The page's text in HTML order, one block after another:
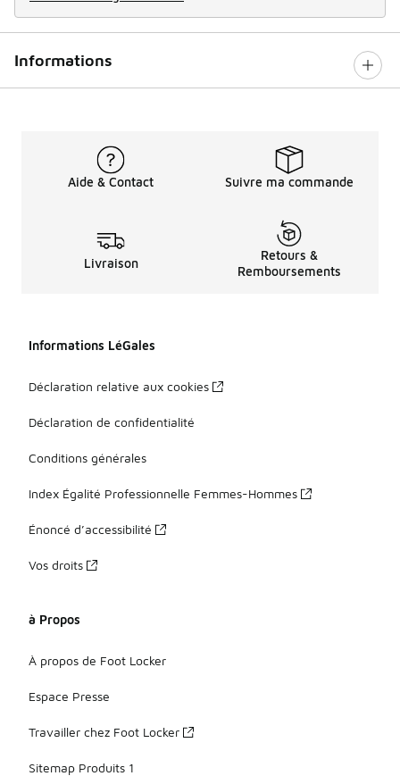
Informations
Aide & Contact Suivre ma commande
Livraison
Retours &
Remboursements
Informations LéGales
Déclaration relative aux cookies
Déclaration de confidentialité
Conditions générales
Index Égalité Professionnelle Femmes-Hommes
Énoncé d’accessibilité
Vos droits
à Propos
À propos de Foot Locker
Espace Presse
Travailler chez Foot Locker
Sitemap Produits 1